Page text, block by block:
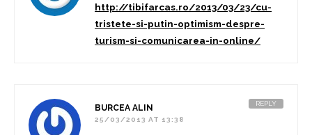
http://tibifarcas.ro/2013/03/23/cu-
tristete-si-putin-optimism-despre-
turism-si-comunicarea-in-online/
BURCEA ALIN
25/03/2013 AT 13:38
REPLY